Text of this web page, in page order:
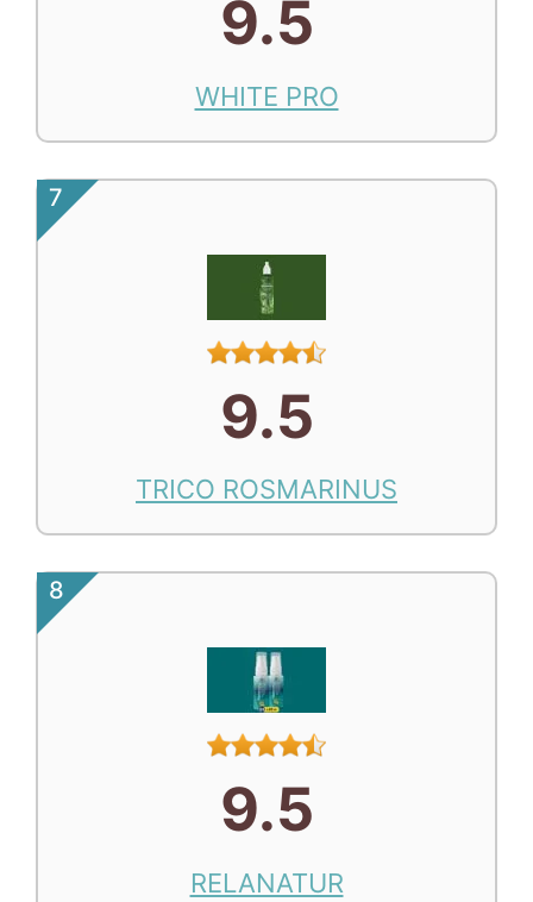
9.5
WHITE PRO
7
9.5
TRICO ROSMARINUS
8
9.5
RELANATUR